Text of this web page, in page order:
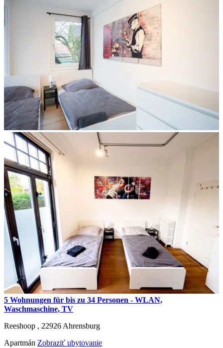
5 Wohnungen für bis zu 34 Personen - WLAN,
Waschmaschine, TV
Reeshoop , 22926 Ahrensburg
Apartmán Zobraziť ubytovanie